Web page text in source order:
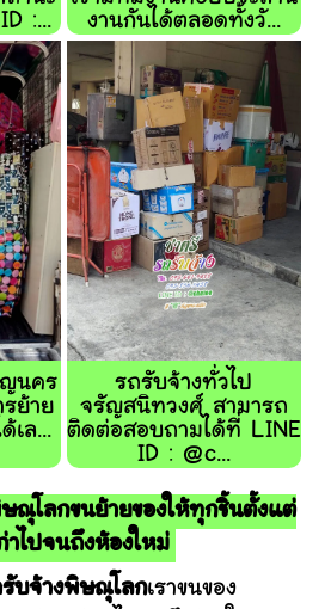
:...
งานกันได้ตลอดทั้งวั...
ญนคร
ย้าย
เล...
รถรับจ้างทั่วไป
จรัญสนิทวงศ์ สามารถ
ติดต่อสอบถามได้ที่ LINE
ID : @c...
ณุโลกขนย้ายของให้ทุกชิ้นตั้งแต่
าไปจนถึงห้องใหม่
บจ้างพิษณุโลกเราขนของ